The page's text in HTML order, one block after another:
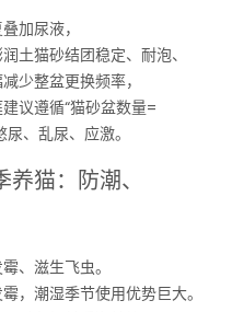
加尿液，
土猫砂结团稳定、耐泡、
少整盆更换频率，
议遵循“猫砂盆数量=
、乱尿、应激。
猫：防潮、
、滋生飞虫。
，潮湿季节使用优势巨大。